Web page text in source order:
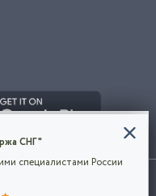
означает
сделать
СНГ"
специалистами России